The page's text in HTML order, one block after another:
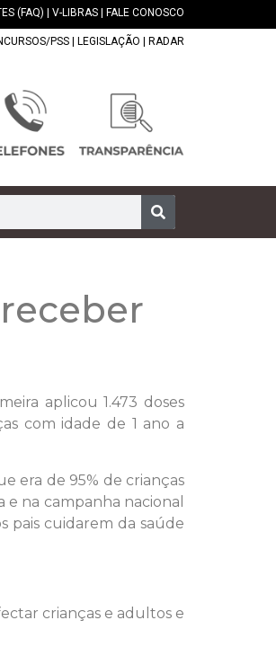
(FAQ) V-LIBRAS FALE CONOSCO
PSS LEGISLAÇÃO RADAR
aplicou 1.473 doses
com idade de 1 ano a
era de 95% de crianças
na campanha nacional
pais cuidarem da saúde
crianças e adultos e